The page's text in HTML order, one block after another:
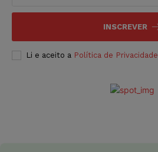
INSCREVER
Li e aceito a Política de Privacidade